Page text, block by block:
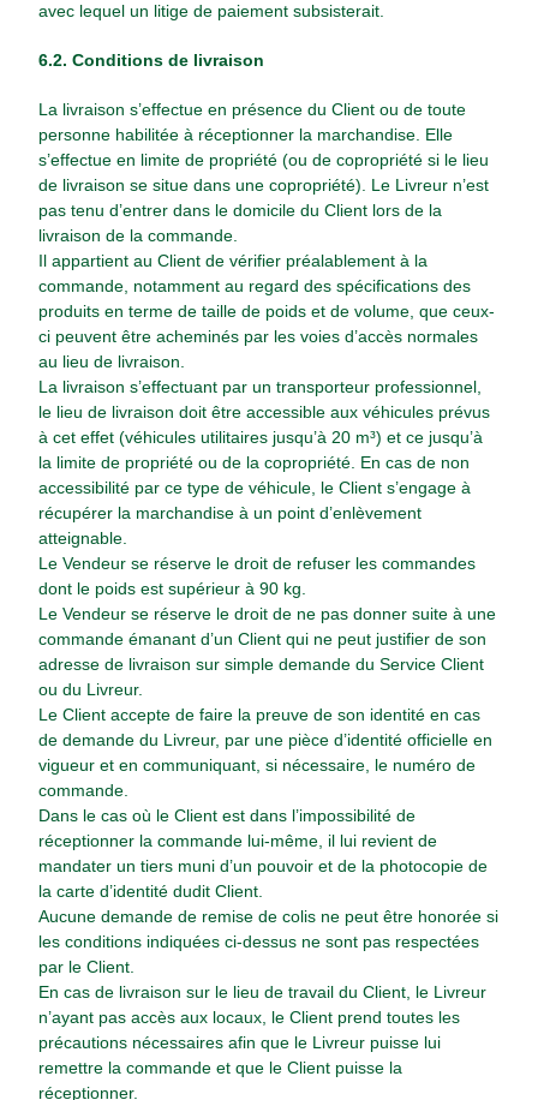
avec lequel un litige de paiement subsisterait.
6.2. Conditions de livraison
La livraison s’effectue en présence du Client ou de toute
personne habilitée à réceptionner la marchandise. Elle
s’effectue en limite de propriété (ou de copropriété si le lieu
de livraison se situe dans une copropriété). Le Livreur n’est
pas tenu d’entrer dans le domicile du Client lors de la
livraison de la commande.
Il appartient au Client de vérifier préalablement à la
commande, notamment au regard des spécifications des
produits en terme de taille de poids et de volume, que ceux-
ci peuvent être acheminés par les voies d’accès normales
au lieu de livraison.
La livraison s’effectuant par un transporteur professionnel,
le lieu de livraison doit être accessible aux véhicules prévus
à cet effet (véhicules utilitaires jusqu’à 20 m³) et ce jusqu’à
la limite de propriété ou de la copropriété. En cas de non
accessibilité par ce type de véhicule, le Client s’engage à
récupérer la marchandise à un point d’enlèvement
atteignable.
Le Vendeur se réserve le droit de refuser les commandes
dont le poids est supérieur à 90 kg.
Le Vendeur se réserve le droit de ne pas donner suite à une
commande émanant d’un Client qui ne peut justifier de son
adresse de livraison sur simple demande du Service Client
ou du Livreur.
Le Client accepte de faire la preuve de son identité en cas
de demande du Livreur, par une pièce d’identité officielle en
vigueur et en communiquant, si nécessaire, le numéro de
commande.
Dans le cas où le Client est dans l’impossibilité de
réceptionner la commande lui-même, il lui revient de
mandater un tiers muni d’un pouvoir et de la photocopie de
la carte d’identité dudit Client.
Aucune demande de remise de colis ne peut être honorée si
les conditions indiquées ci-dessus ne sont pas respectées
par le Client.
En cas de livraison sur le lieu de travail du Client, le Livreur
n’ayant pas accès aux locaux, le Client prend toutes les
précautions nécessaires afin que le Livreur puisse lui
remettre la commande et que le Client puisse la
réceptionner.